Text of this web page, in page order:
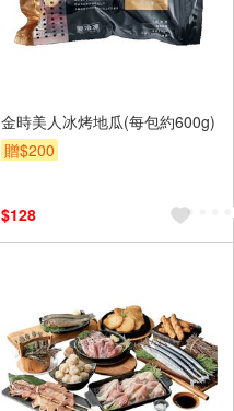
金時美人冰烤地瓜(每包約600g)
贈$200
$128